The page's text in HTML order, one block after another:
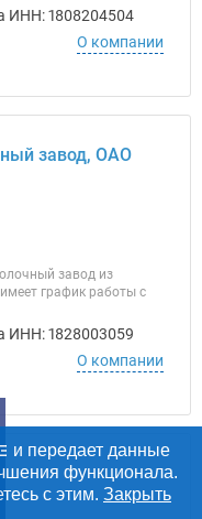
ИНН: 1808204504
О компании
завод, ОАО
завод из
график работы с
ИНН: 1828003059
О компании
и передает данные
функционала.
с этим. Закрыть